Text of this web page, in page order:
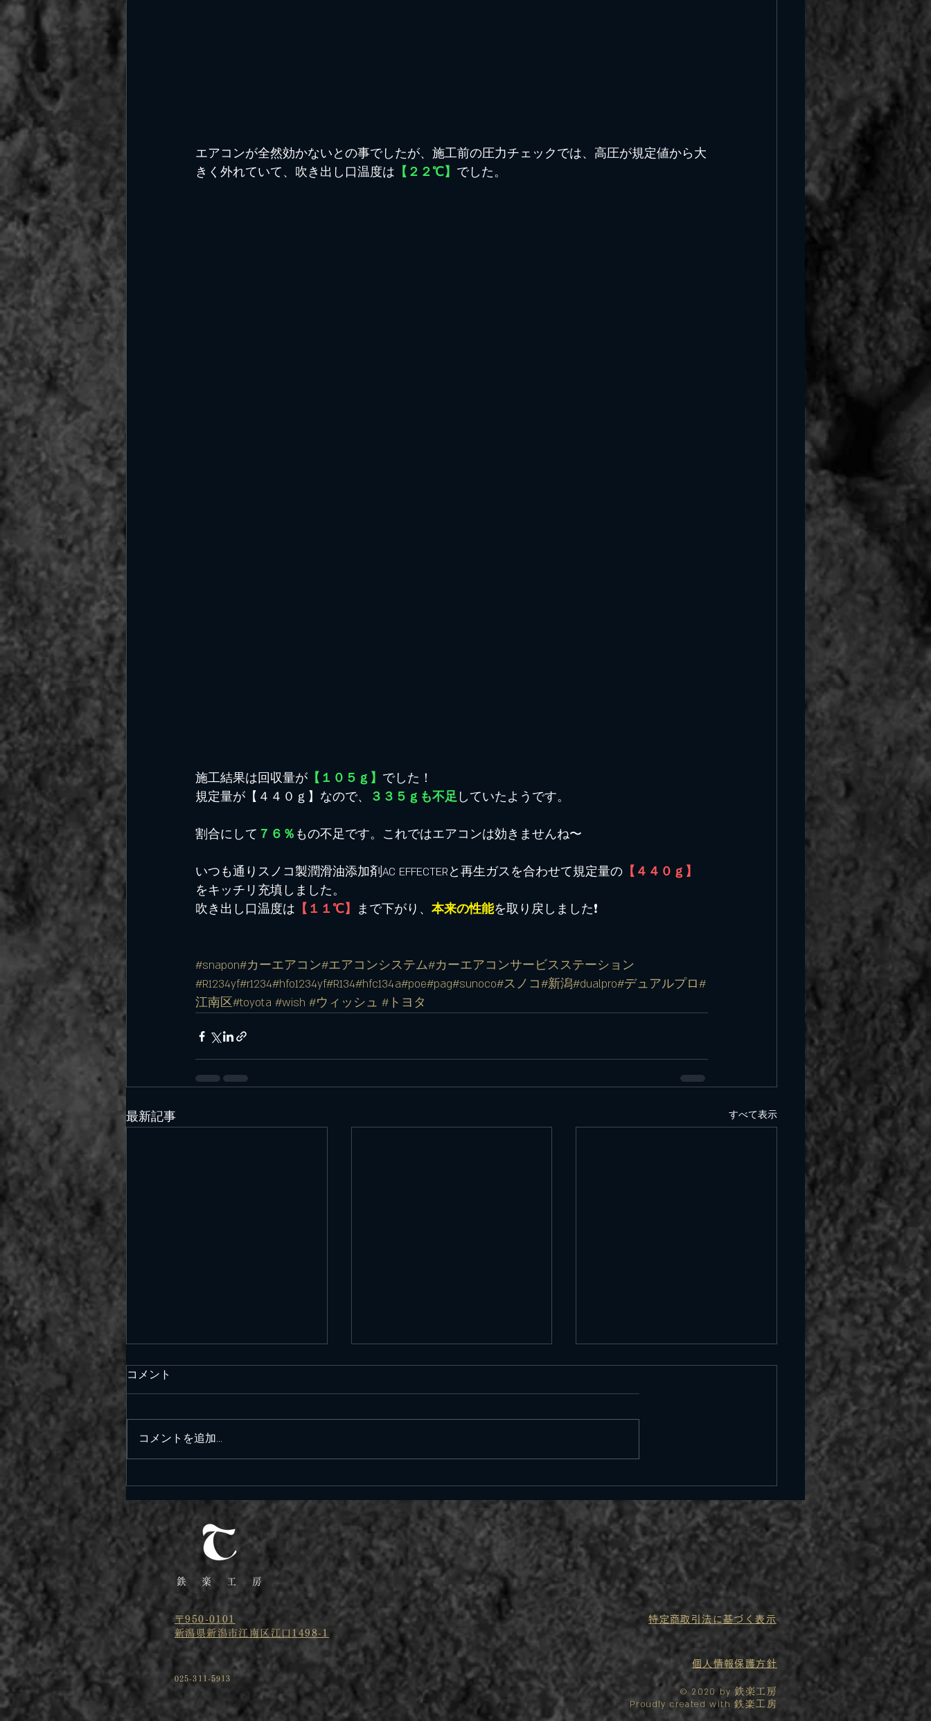
エアコンが全然効かないとの事でしたが、施工前の圧力チェックでは、高圧が規定値から大
きく外れていて、吹き出し口温度は 【２２℃】 でした。
施工結果は回収量が 【１０５ｇ】 でした！
規定量が【４４０ｇ】なので、
３３５ｇも不足していたようです。
割合にして ７６％ もの不足です。これではエアコンは効きませんね〜
いつも通りスノコ製潤滑油添加剤AC EFFECTERと再生ガスを合わせて規定量の 【４４０ｇ】
をキッチリ充填しました。
吹き出し口温度は 【１１℃】 まで下がり、 本来の性能を取り戻しました❗️
#snapon#カーエアコン#エアコンシステム#カーエアコンサービスステーション
#R1234yf#r1234#hfo1234yf#R134#hfc134a#poe#pag#sunoco#スノコ#新潟#dualpro#デュアルプロ#
江南区#toyota #wish #ウィッシュ #トヨタ
最新記事 すべて表示
コン）
（新車）新ガスR1234yf
POE(ハイブリッド)
（新車）新ガスR1234yf
POE(ハイブリッド)
コメント
コメントを追加…
〒950-0101
新潟県新潟市江南区江口1498-1
特定商取引法に基づく表示
個人情報保護方針
025-311-5913
© 2020 by鉄楽工房
Proudly created with 鉄楽工房